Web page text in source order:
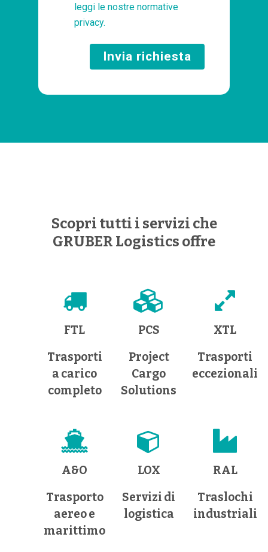
leggi le nostre normative
privacy.
Scopri tutti i servizi che
GRUBER Logistics offre
FTL
Trasporti
a carico
completo
PCS
Project
Cargo
Solutions
XTL
Trasporti
eccezionali
A&O
Trasporto
aereo e
marittimo
LOX
Servizi di
logistica
RAL
Traslochi
industriali